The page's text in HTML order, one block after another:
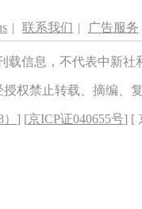
| 联系我们 | 广告服务
载信息，不代表中新
授权禁止转载、摘编、
] [京ICP证040655号] [